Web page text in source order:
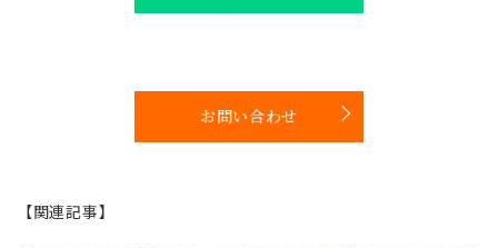
お問い合わせ
【関連記事】